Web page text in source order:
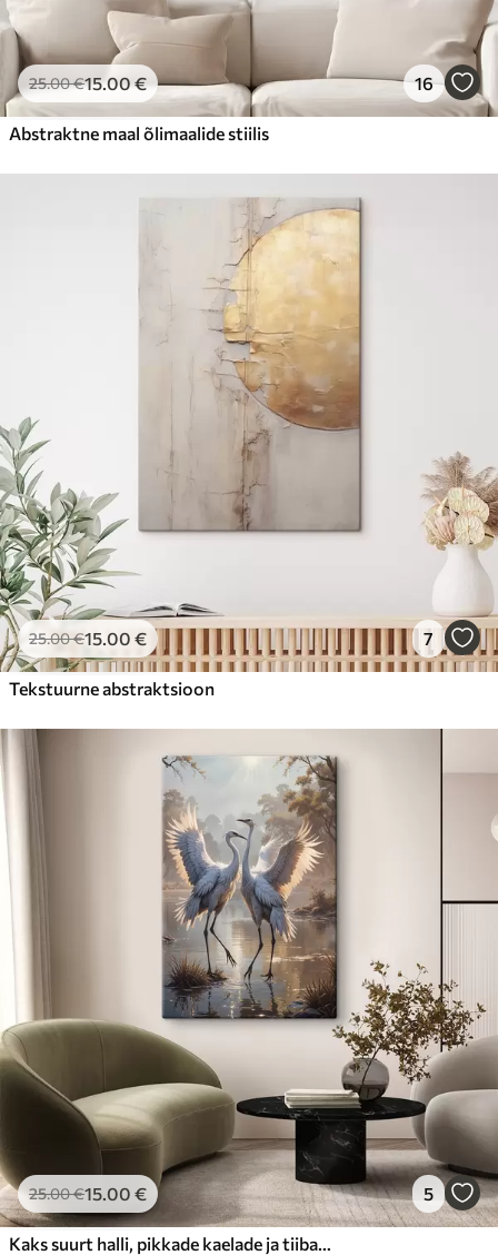
25.00€15.00€ 16
Abstraktne maal õlimaalide stiilis
25.00€15.00 € 7
Tekstuurne abstraktsioon
25.00€15.00 € 5
Kaks suurt halli, pikkade kaelade ja tiibadega kraanat, mis seisavad puudest ümbritsetud udujärves